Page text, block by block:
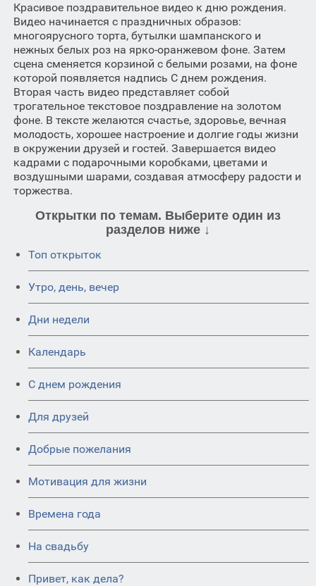
Красивое поздравительное видео к дню рождения.
Видео начинается с праздничных образов:
многоярусного торта, бутылки шампанского и
нежных белых роз на ярко-оранжевом фоне. Затем
сцена сменяется корзиной с белыми розами, на фоне
которой появляется надпись С днем рождения.
Вторая часть видео представляет собой
трогательное текстовое поздравление на золотом
фоне. В тексте желаются счастье, здоровье, вечная
молодость, хорошее настроение и долгие годы жизни
в окружении друзей и гостей. Завершается видео
кадрами с подарочными коробками, цветами и
воздушными шарами, создавая атмосферу радости и
торжества.
Открытки по темам. Выберите один из
разделов ниже ↓
Топ открыток
Утро, день, вечер
Дни недели
Календарь
C днем рождения
Для друзей
Добрые пожелания
Мотивация для жизни
Времена года
На свадьбу
Привет, как дела?